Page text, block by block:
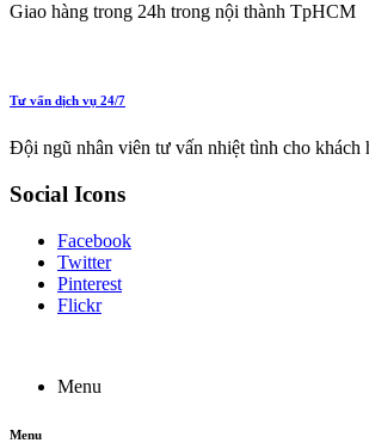
Giao hàng trong 24h trong nội thành TpHCM
Tư vấn dịch vụ 24/7
Đội ngũ nhân viên tư vấn nhiệt tình cho khách
Social Icons
Facebook
Twitter
Pinterest
Flickr
Menu
Menu